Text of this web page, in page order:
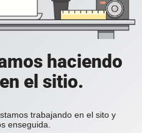
haciendo
el sitio.
trabajando en el sito y
enseguida.